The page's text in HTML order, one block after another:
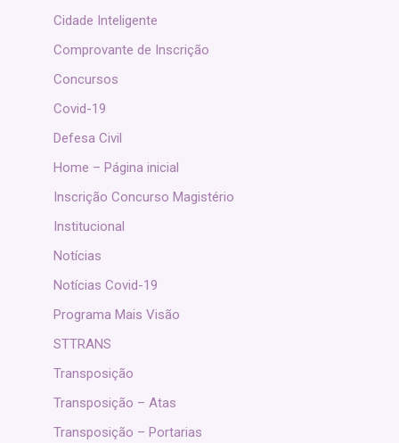
Cidade Inteligente
Comprovante de Inscrição
Concursos
Covid-19
Defesa Civil
Home – Página inicial
Inscrição Concurso Magistério
Institucional
Notícias
Notícias Covid-19
Programa Mais Visão
STTRANS
Transposição
Transposição – Atas
Transposição – Portarias